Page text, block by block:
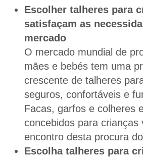
Escolher talheres para
satisfaçam as
mercado
O mercado mundial de
mães e bebés tem uma
crescente de talheres
seguros, confortáveis e
Facas, garfos e colheres
concebidos para crianças
encontro desta procura
Escolha talheres para